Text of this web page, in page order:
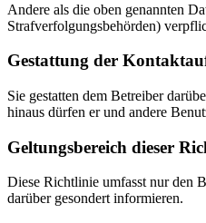
Andere als die oben genannten
Strafverfolgungsbehörden)
Gestattung der
Sie gestatten dem Betreiber
hinaus dürfen er und andere
Geltungsbereich dieser
Diese Richtlinie umfasst nur den
darüber gesondert informieren.